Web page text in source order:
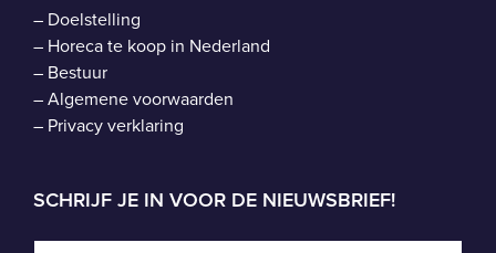
– Doelstelling
– Horeca te koop in Nederland
– Bestuur
–Algemene voorwaarden
– Privacy verklaring
SCHRIJF JE IN VOOR DE NIEUWSBRIEF!